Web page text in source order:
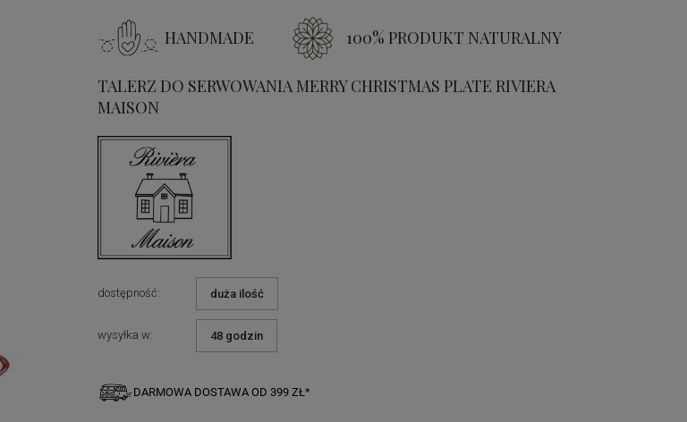
HANDMADE 100% PRODUKT NATURALNY
TALERZ DO SERWOWANIA MERRY CHRISTMAS PLATE RIVIERA
MAISON
dostępność: duża ilość
wysyłka w: 48 godzin
DARMOWA DOSTAWA OD 399 ZŁ*